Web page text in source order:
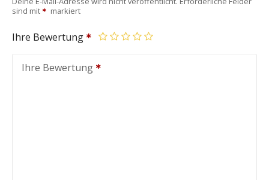
sind mit
markiert
Ihre Bewertung
Ihre Bewertung